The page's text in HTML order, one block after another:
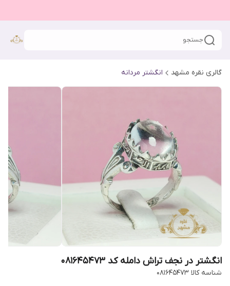
جستجو
گالری نقره مشهد انگشتر مردانه
انگشتر در نجف تراش دامله کد 081645473
شناسه کالا 081645473